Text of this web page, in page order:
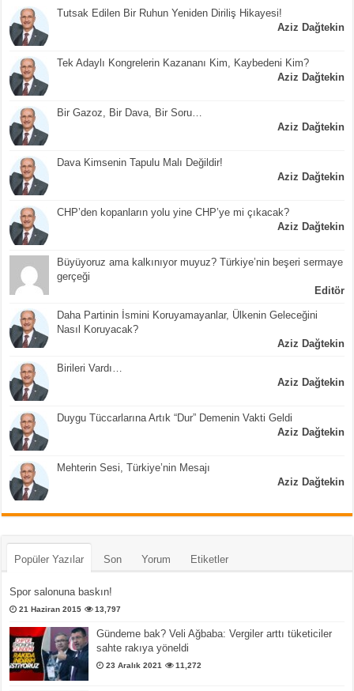
Tutsak Edilen Bir Ruhun Yeniden Diriliş Hikayesi!
Aziz Dağtekin
Tek Adaylı Kongrelerin Kazananı Kim, Kaybedeni Kim?
Aziz Dağtekin
Bir Gazoz, Bir Dava, Bir Soru…
Aziz Dağtekin
Dava Kimsenin Tapulu Malı Değildir!
Aziz Dağtekin
CHP’den kopanların yolu yine CHP’ye mi çıkacak?
Aziz Dağtekin
Büyüyoruz ama kalkınıyor muyuz? Türkiye’nin beşeri sermaye
gerçeği
Editör
Daha Partinin İsmini Koruyamayanlar, Ülkenin Geleceğini
Nasıl Koruyacak?
Aziz Dağtekin
Birileri Vardı…
Aziz Dağtekin
Duygu Tüccarlarına Artık “Dur” Demenin Vakti Geldi
Aziz Dağtekin
Mehterin Sesi, Türkiye’nin Mesajı
Aziz Dağtekin
Popüler Yazılar Son Yorum Etiketler
Spor salonuna baskın!
21 Haziran 2015 13,797
Gündeme bak? Veli Ağbaba: Vergiler arttı tüketiciler
sahte rakıya yöneldi
23 Aralık 2021 11,272